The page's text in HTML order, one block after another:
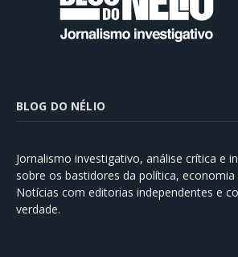
BLOG DO NÉLIO
Jornalismo investigativo, análise crítica e
sobre os bastidores da política, economia
Notícias com editorias independentes e
verdade.